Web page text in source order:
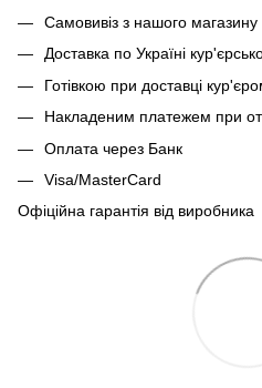
Самовивіз з нашого магазину
Доставка по Україні
Готівкою при доставці
Накладеним платежем при
Оплата через Банк
Visa/MasterCard
Офіційна гарантія від виробника